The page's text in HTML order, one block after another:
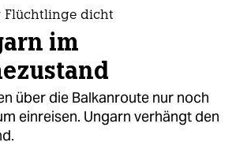
Flüchtlinge dicht
im
über die Balkanroute nur noch
einreisen. Ungarn verhängt den